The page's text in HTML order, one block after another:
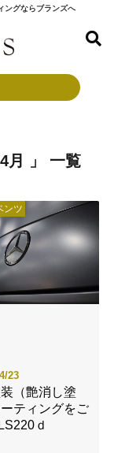
ングならブランズへ
月 」 一覧
ンツ
23
（艶消し塗
ティングをご
ｄ